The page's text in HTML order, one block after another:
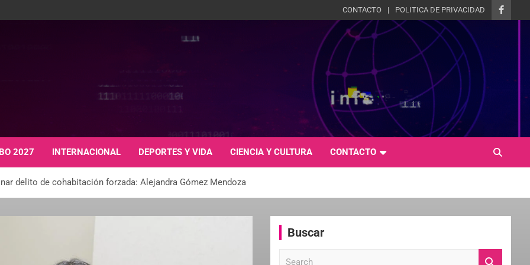
CONTACTO POLITICA DE PRIVACIDAD
2027 INTERNACIONAL DEPORTES Y VIDA CIENCIA Y CULTURA CONTACTO
delito de cohabitación forzada: Alejandra Gómez Mendoza
Buscar